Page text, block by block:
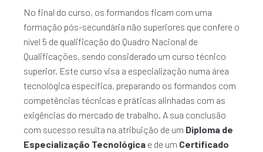
No final do curso, os formandos ficam com uma
formação pós-secundária não superiores que confere o
nível 5 de qualificação do Quadro Nacional de
Qualificações, sendo considerado um curso técnico
superior. Este curso visa a especialização numa área
tecnológica específica, preparando os formandos com
competências técnicas e práticas alinhadas com as
exigências do mercado de trabalho. A sua conclusão
com sucesso resulta na atribuição de um Diploma de
Especialização Tecnológica e de um Certificado